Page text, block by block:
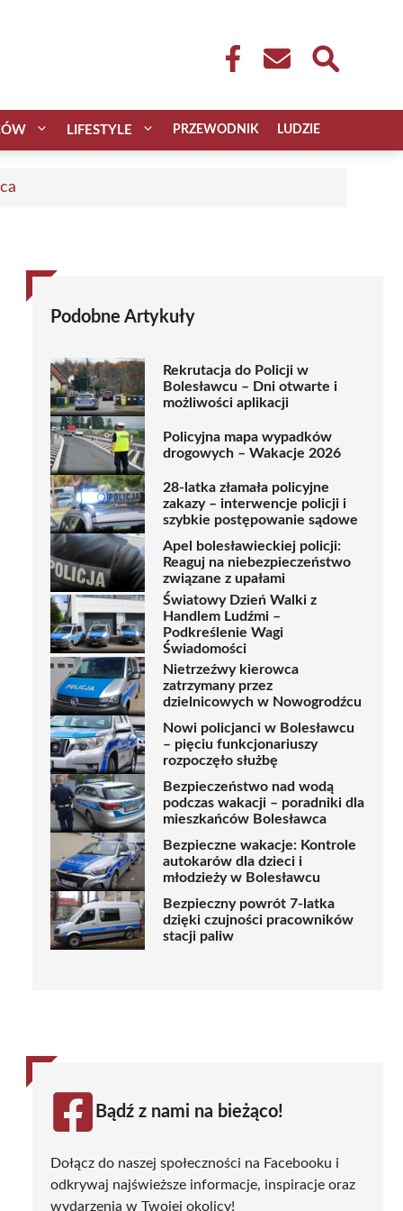
LIFESTYLE PRZEWODNIK LUDZIE
Podobne Artykuły
Rekrutacja do Policji w
Bolesławcu – Dni otwarte i
możliwości aplikacji
Policyjna mapa wypadków
drogowych – Wakacje 2026
28-latka złamała policyjne
zakazy – interwencje policji i
szybkie postępowanie sądowe
Apel bolesławieckiej policji:
Reaguj na niebezpieczeństwo
związane z upałami
Światowy Dzień Walki z
Handlem Ludźmi –
Podkreślenie Wagi
Świadomości
Nietrzeźwy kierowca
zatrzymany przez
dzielnicowych w Nowogrodźcu
Nowi policjanci w Bolesławcu
– pięciu funkcjonariuszy
rozpoczęło służbę
Bezpieczeństwo nad wodą
podczas wakacji – poradniki dla
mieszkańców Bolesławca
Bezpieczne wakacje: Kontrole
autokarów dla dzieci i
młodzieży w Bolesławcu
Bezpieczny powrót 7-latka
dzięki czujności pracowników
stacji paliw
Bądź z nami na bieżąco!
Dołącz do naszej społeczności na Facebooku i
odkrywaj najświeższe informacje, inspiracje oraz
wydarzenia w Twojej okolicy!